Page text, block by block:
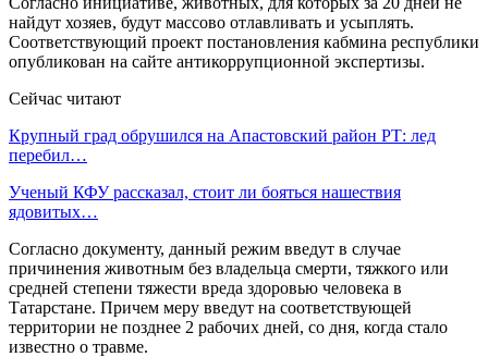
найдут хозяев, будут массово отлавливать и усыплять.
Соответствующий проект постановления кабмина республики
опубликован на сайте антикоррупционной экспертизы.
Сейчас читают
Крупный град обрушился на Апастовский район РТ: лед
перебил…
Ученый КФУ рассказал, стоит ли бояться нашествия
ядовитых…
Согласно документу, данный режим введут в случае
причинения животным без владельца смерти, тяжкого или
средней степени тяжести вреда здоровью человека в
Татарстане. Причем меру введут на соответствующей
территории не позднее 2 рабочих дней, со дня, когда стало
известно о травме.